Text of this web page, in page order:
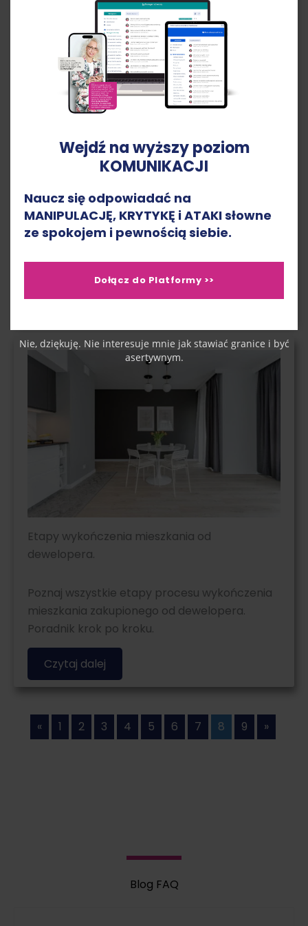
Flipy na mieszkaniach. Jak zacząć? Wskazówki
krok po kroku
Poznaj wskazówki, jak zacząć flipowanie
nieruchomości. Przewodnik krok po…
Czytaj dalej
Etapy wykończenia mieszkania od
dewelopera.
Poznaj wszystkie etapy procesu wykończenia
mieszkania zakupionego od dewelopera.
Poradnik krok po kroku.
Czytaj dalej
« 1 2 3 4 5 6 7 8 9 »
Blog FAQ
Wejdź na wyższy poziom
KOMUNIKACJI
Naucz się odpowiadać na
MANIPULACJĘ, KRYTYKĘ i ATAKI słowne
ze spokojem i pewnością siebie.
Dołącz do Platformy >>
Nie, dziękuję. Nie interesuje mnie jak stawiać granice i być
asertywnym.